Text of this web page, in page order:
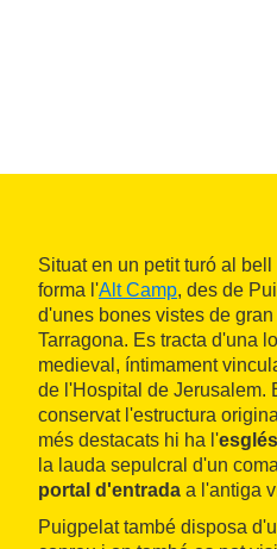
Situat en un petit turó al
forma l'Alt Camp, des de
d'unes bones vistes de
Tarragona. Es tracta d'una
medieval, íntimament
de l'Hospital de Jerusalem.
conservat l'estructura
més destacats hi ha l'
la lauda sepulcral d'un
portal d'entrada a l'antiga
Puigpelat també disposa